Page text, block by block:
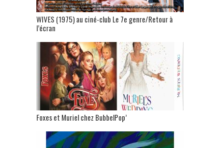
WIVES (1975) au ciné-club Le 7e genre/Retour à
l’écran
Foxes et Muriel chez BubbelPop’